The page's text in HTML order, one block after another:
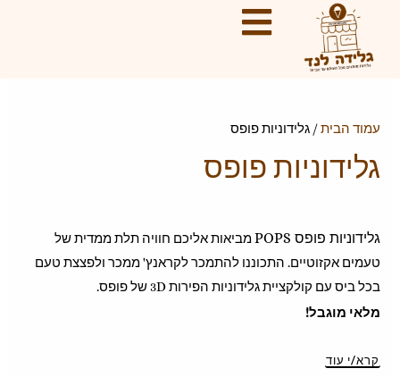
י
נ
ל
י
ל
י
עמוד הבית/ גלידוניות פופס
גלידוניות פופס
גלידוניות פופס POPS
מביאות אליכם חוויה תלת ממדית של
טעמים אקזוטיים. התכוננו להתמכר לקראנץ' ממכר ולפצצת טעם
בכל ביס עם קולקציית גלידוניות הפירות 3D של פופס.
מלאי מוגבל!
קרא/י עוד
ממוין
לפי
הפריט